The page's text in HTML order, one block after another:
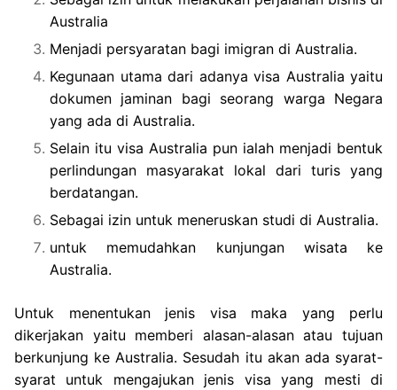
Australia
Menjadi persyaratan bagi imigran di Australia.
Kegunaan utama dari adanya visa Australia yaitu
dokumen jaminan bagi seorang warga Negara
yang ada di Australia.
Selain itu visa Australia pun ialah menjadi bentuk
perlindungan masyarakat lokal dari turis yang
berdatangan.
Sebagai izin untuk meneruskan studi di Australia.
untuk memudahkan kunjungan wisata ke
Australia.
Untuk menentukan jenis visa maka yang perlu
dikerjakan yaitu memberi alasan-alasan atau tujuan
berkunjung ke Australia. Sesudah itu akan ada syarat-
syarat untuk mengajukan jenis visa yang mesti di